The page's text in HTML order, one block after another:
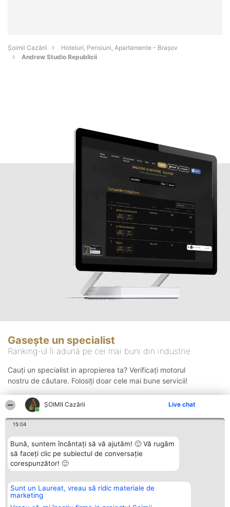
ȘOIMII Cazării Live chat
15:04
Bună, suntem încântați să vă ajutăm! 🙂 Vă rugăm
să faceți clic pe subiectul de conversație
corespunzător! 🙂
Sunt un Laureat, vreau să ridic materiale de
marketing
Șoimii Cazării
Hoteluri, Pensiuni, Apartamente - Braşov
Andrew Studio Republicii
Gasește un specialist
Ranking-ul îi adună pe cei mai buni din industrie
Cauți un specialist in apropierea ta? Verificați motorul
nostru de căutare. Folosiți doar cele mai bune servicii!
Organizator Ranking
BRIGHT SOLUTIONS BR SRL
Aleea Timisul De Sus 2 Bl. A30
Plebiscyt
Lista Tuturor
Contact